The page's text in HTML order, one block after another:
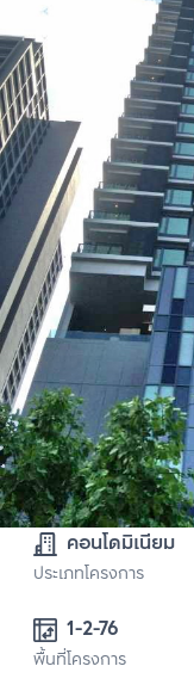
คอนโดมิเนียม
ประเภทโครงการ
1-2-76
พื้นที่โครงการ